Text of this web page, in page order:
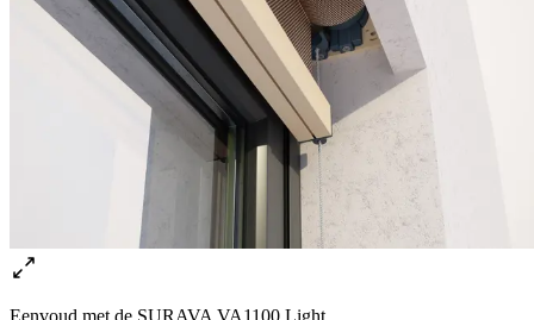
Eenvoud met de SURAVA VA1100 Light